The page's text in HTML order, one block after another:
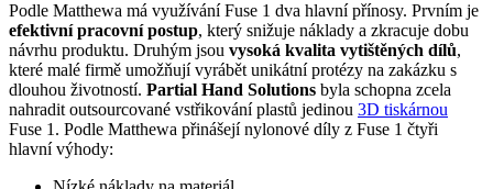
Podle Matthewa má využívání Fuse 1 dva hlavní přínosy. Prvním je
efektivní pracovní postup, který snižuje náklady a zkracuje dobu
návrhu produktu. Druhým jsou vysoká kvalita vytištěných dílů,
které malé firmě umožňují vyrábět unikátní protézy na zakázku s
dlouhou životností. Partial Hand Solutions byla schopna zcela
nahradit outsourcované vstřikování plastů jedinou 3D tiskárnou
Fuse 1. Podle Matthewa přinášejí nylonové díly z Fuse 1 čtyři
hlavní výhody: